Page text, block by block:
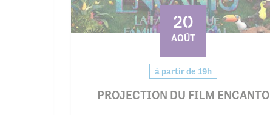
20
AOÛT
à partir de 19h
PROJECTION DU FILM ENCANTO